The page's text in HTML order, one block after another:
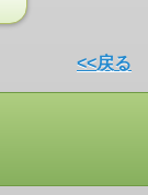
<<戻る